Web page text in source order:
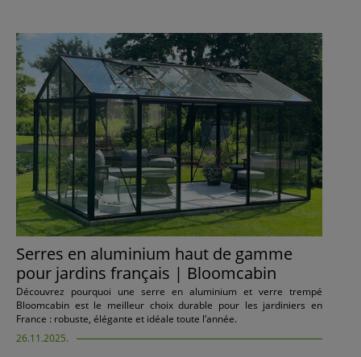
Serres en aluminium haut de gamme
pour jardins français | Bloomcabin
Découvrez pourquoi une serre en aluminium et verre trempé
Bloomcabin est le meilleur choix durable pour les jardiniers en
France : robuste, élégante et idéale toute l’année.
26.11.2025.